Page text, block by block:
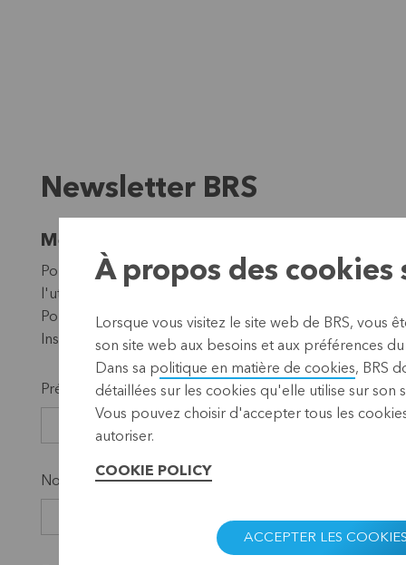
Newsletter BRS
Merci de l'intérêt que vous portez à
Pour analyser le suivi de nos lettres d'info, nous
l'utilisation des lettres d'info, vous ne pouvez
Pour de plus amples informations n'hésitez pas à nous
Inscrivez-vous ci-dessous à notre newsletter.
Prénom *
Nom *
À propos des cookies
Lorsque vous visitez le site web de BRS, vous
son site web aux besoins et aux préférences
Dans sa politique en matière de cookies, BRS
détaillées sur les cookies qu'elle utilise sur son
Vous pouvez choisir d'accepter tous les
autoriser.
COOKIE POLICY
ACCEPTER LES